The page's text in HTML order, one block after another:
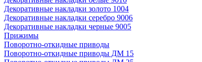
Декоративные накладки золото 1004
Декоративные накладки серебро 9006
Декоративные накладки черные 9005
Прижимы
Поворотно-откидные приводы
Поворотно-откидные приводы ДМ 15